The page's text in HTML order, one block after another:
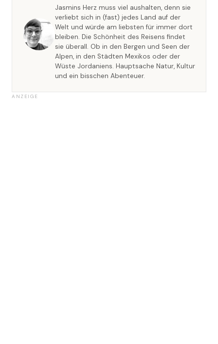
Jasmins Herz muss viel aushalten, denn sie
verliebt sich in (fast) jedes Land auf der
Welt und würde am liebsten für immer dort
bleiben. Die Schönheit des Reisens findet
sie überall. Ob in den Bergen und Seen der
Alpen, in den Städten Mexikos oder der
Wüste Jordaniens. Hauptsache Natur, Kultur
und ein bisschen Abenteuer.
ANZEIGE